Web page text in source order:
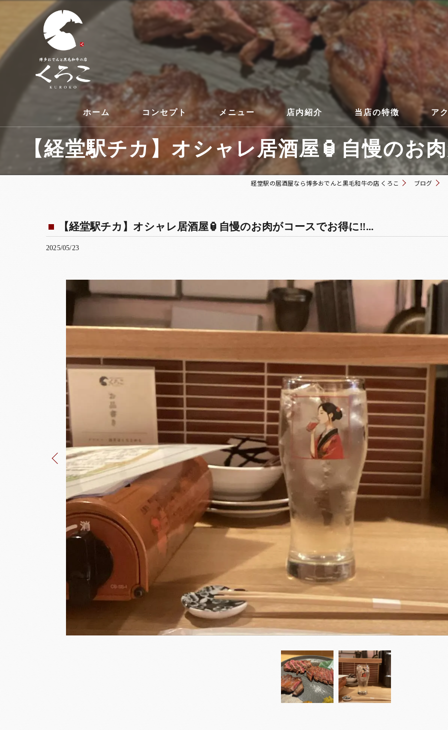
ホーム コンセプト メニュー 店内紹介 当店の特徴
コース
ア
【経堂駅チカ】オシャレ居酒屋🏮自慢のお
経堂駅の居酒屋なら博多おでんと黒毛和牛の店 くろこ ブログ
【経堂駅チカ】オシャレ居酒屋🏮自慢のお肉がコースでお得に‼️...
2025/05/23